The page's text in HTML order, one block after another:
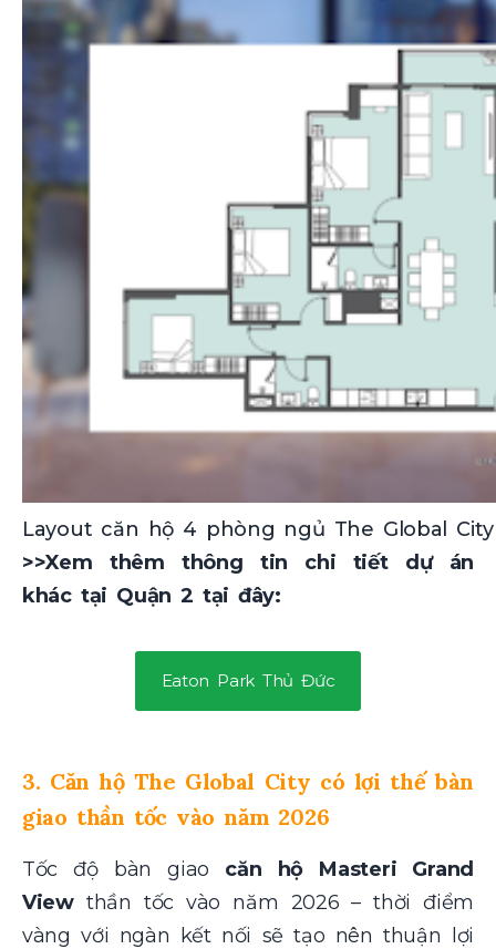
Layout căn hộ 4 phòng ngủ The Global City
>>Xem thêm thông tin chi tiết dự án
khác tại Quận 2 tại đây:
Eaton Park Thủ Đức
3. Căn hộ The Global City có lợi thế bàn
giao thần tốc vào năm 2026
Tốc độ bàn giao căn hộ Masteri Grand
Viewthần tốc vào năm 2026 – thời điểm
vàng với ngàn kết nối sẽ tạo nên thuận lợi